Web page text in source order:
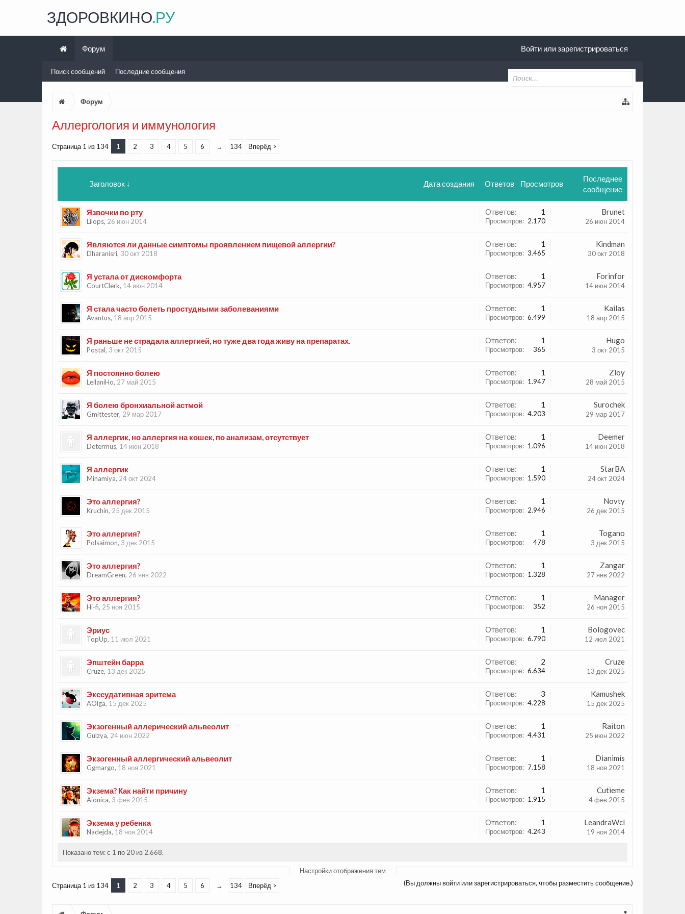
Форум
Аллергология и иммунология
Страница 1 из 134 1 2 3 4 5 6 → 134 Вперёд >
Заголовок ↓ Дата создания Ответов Просмотров
Последнее
сообщение
Язвочки во рту
Lilops, 26 июн 2014
Ответов: 1
Просмотров: 2.170
Brunet
26 июн 2014
Являются ли данные симптомы проявлением пищевой аллергии?
Dharanisri, 30 окт 2018
Ответов: 1
Просмотров: 3.465
Kindman
30 окт 2018
Я устала от дискомфорта
CourtClerk, 14 июн 2014
Ответов: 1
Просмотров: 4.957
Forinfor
14 июн 2014
Я стала часто болеть простудными заболеваниями
Avantus, 18 апр 2015
Ответов: 1
Просмотров: 6.499
Kailas
18 апр 2015
Я раньше не страдала аллергией, но туже два года живу на препаратах.
Postal, 3 окт 2015
Ответов: 1
Просмотров: 365
Hugo
3 окт 2015
Я постоянно болею
LeilaniHo, 27 май 2015
Ответов: 1
Просмотров: 1.947
Zloy
28 май 2015
Я болею бронхиальной астмой
Gmittester, 29 мар 2017
Ответов: 1
Просмотров: 4.203
Surochek
29 мар 2017
Я аллергик, но аллергия на кошек, по анализам, отсутствует
Determus, 14 июн 2018
Ответов: 1
Просмотров: 1.096
Deemer
14 июн 2018
Я аллергик
Minamiya, 24 окт 2024
Ответов: 1
Просмотров: 1.590
StarBA
24 окт 2024
Это аллергия?
Kruchin, 25 дек 2015
Ответов: 1
Просмотров: 2.946
Novty
26 дек 2015
Это аллергия?
Polsaimon, 3 дек 2015
Ответов: 1
Просмотров: 478
Togano
3 дек 2015
Это аллергия?
DreamGreen, 26 янв 2022
Ответов: 1
Просмотров: 1.328
Zangar
27 янв 2022
Это аллергия?
Hi-fi, 25 ноя 2015
Ответов: 1
Просмотров: 352
Manager
26 ноя 2015
Эриус
TopUp, 11 июл 2021
Ответов: 1
Просмотров: 6.790
Bologovec
12 июл 2021
Эпштейн барра
Cruze, 13 дек 2025
Ответов: 2
Просмотров: 6.634
Cruze
13 дек 2025
Экссудативная эритема
AOlga, 15 дек 2025
Ответов: 3
Просмотров: 4.228
Kamushek
15 дек 2025
Экзогенный аллерический альвеолит
Gulzya, 24 июн 2022
Ответов: 1
Просмотров: 4.431
Raiton
25 июн 2022
Экзогенный аллергический альвеолит
Ggmargo, 18 ноя 2021
Ответов: 1
Просмотров: 7.158
Dianimis
18 ноя 2021
Экзема? Как найти причину
Aionica, 3 фев 2015
Ответов: 1
Просмотров: 1.915
Cutieme
4 фев 2015
Экзема у ребенка
Nadejda, 18 ноя 2014
Ответов: 1
Просмотров: 4.243
LeandraWcl
19 ноя 2014
Показано тем: с 1 по 20 из 2.668.
Настройки отображения тем
(Вы должны войти или зарегистрироваться, чтобы разместить сообщение.)
Страница 1 из 134 1 2 3 4 5 6 → 134 Вперёд >
ЗДОРОВКИНО.РУ
Форум
Поиск сообщений Последние сообщения
Войти или зарегистрироваться